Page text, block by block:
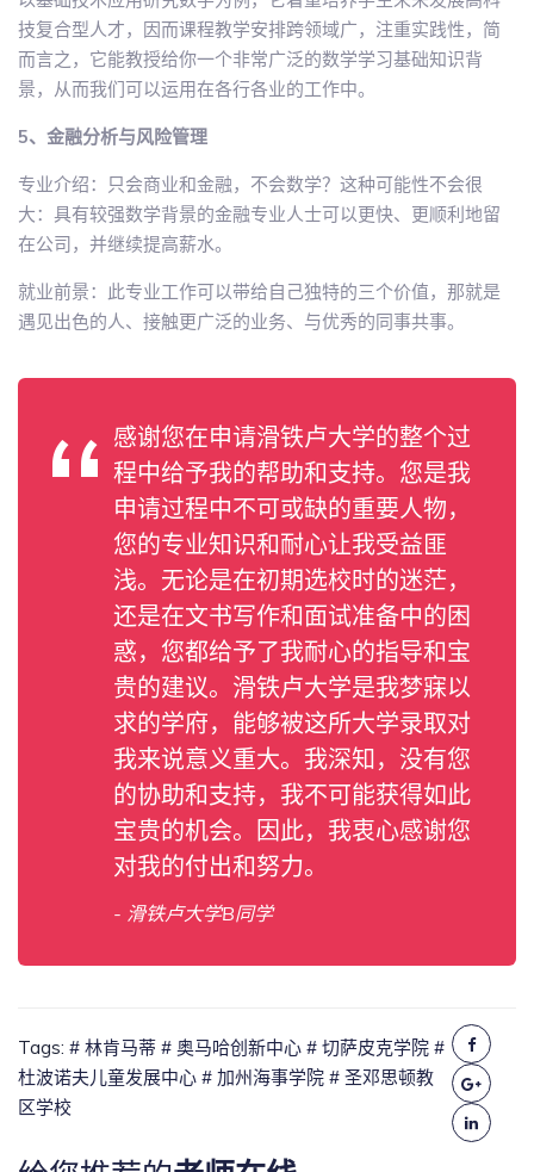
技复合型人才，因而课程教学安排跨领域广，注重实践性，简
而言之，它能教授给你一个非常广泛的数学学习基础知识背
景，从而我们可以运用在各行各业的工作中。
5、金融分析与风险管理
专业介绍：只会商业和金融，不会数学？这种可能性不会很
大：具有较强数学背景的金融专业人士可以更快、更顺利地留
在公司，并继续提高薪水。
就业前景：此专业工作可以带给自己独特的三个价值，那就是
遇见出色的人、接触更广泛的业务、与优秀的同事共事。
感谢您在申请滑铁卢大学的整个过
程中给予我的帮助和支持。您是我
申请过程中不可或缺的重要人物，
您的专业知识和耐心让我受益匪
浅。无论是在初期选校时的迷茫，
还是在文书写作和面试准备中的困
惑，您都给予了我耐心的指导和宝
贵的建议。滑铁卢大学是我梦寐以
求的学府，能够被这所大学录取对
我来说意义重大。我深知，没有您
的协助和支持，我不可能获得如此
宝贵的机会。因此，我衷心感谢您
对我的付出和努力。
- 滑铁卢大学B同学
Tags: # 林肯马蒂 # 奥马哈创新中心 # 切萨皮克学院 #
杜波诺夫儿童发展中心 # 加州海事学院 # 圣邓思顿教
区学校